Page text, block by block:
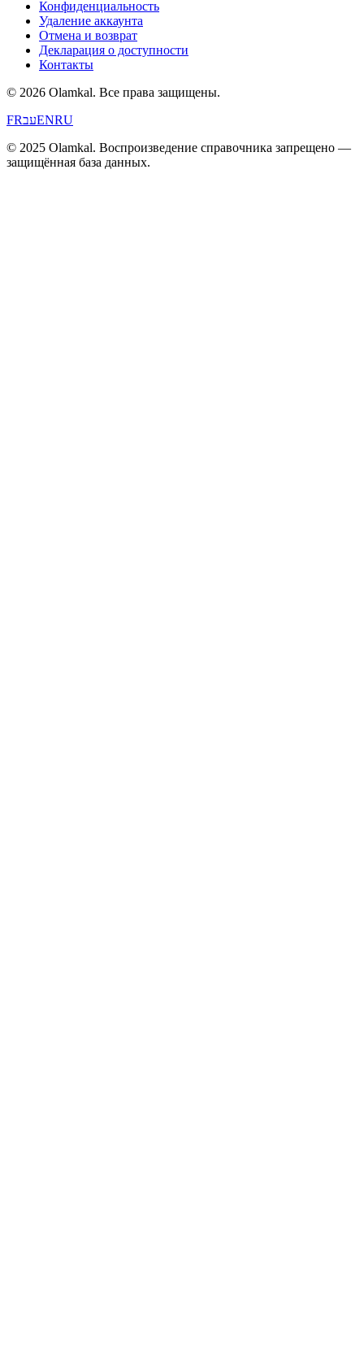
Конфиденциальность
Удаление аккаунта
Отмена и возврат
Декларация о доступности
Контакты
© 2026 Olamkal. Все права защищены.
FRעבENRU
© 2025 Olamkal. Воспроизведение справочника запрещено —
защищённая база данных.